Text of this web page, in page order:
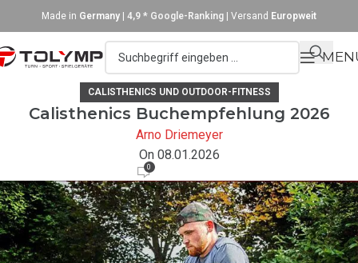
Made in Germany 4,9 * Google-Ranking | Versand Europweit
CALISTHENICS UND OUTDOOR-FITNESS
Calisthenics Buchempfehlung 2026
Arno Driemeyer
On 08.01.2026
0